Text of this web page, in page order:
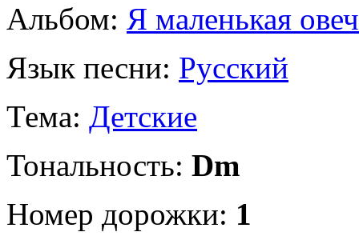
Альбом: Я маленькая
Язык песни: Русский
Тема: Детские
Тональность: Dm
Номер дорожки: 1